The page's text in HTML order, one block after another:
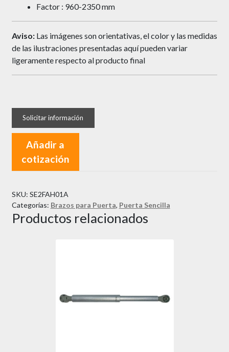
Factor : 960-2350 mm
Aviso: Las imágenes son orientativas, el color y las medidas
de las ilustraciones presentadas aquí pueden variar
ligeramente respecto al producto final
Añadir a
cotización
SKU: SE2FAH01A
Categorías: Brazos para Puerta, Puerta Sencilla
Productos relacionados